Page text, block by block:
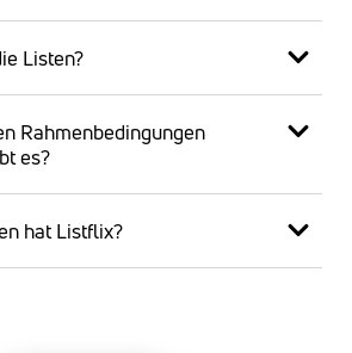
Listen?
Rahmenbedingungen
es?
hat Listflix?